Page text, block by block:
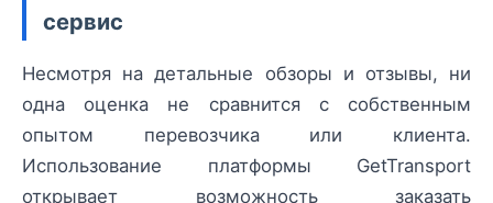
сервис
Несмотря на детальные обзоры и отзывы, ни
одна оценка не сравнится с собственным
опытом перевозчика или клиента.
Использование платформы GetTransport
открывает возможность заказать